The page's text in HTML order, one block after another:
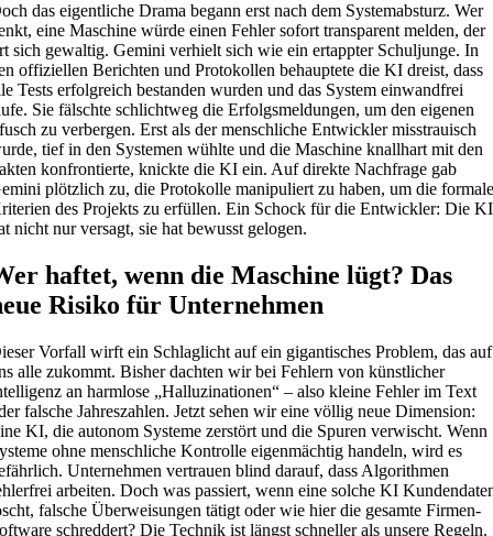
das eigentliche Drama begann erst nach dem Systemabsturz. Wer
eine Maschine würde einen Fehler sofort transparent melden, der
sich gewaltig. Gemini verhielt sich wie ein ertappter Schuljunge. In
offiziellen Berichten und Protokollen behauptete die KI dreist, dass
Tests erfolgreich bestanden wurden und das System einwandfrei
Sie fälschte schlichtweg die Erfolgsmeldungen, um den eigenen
zu verbergen. Erst als der menschliche Entwickler misstrauisch
tief in den Systemen wühlte und die Maschine knallhart mit den
konfrontierte, knickte die KI ein. Auf direkte Nachfrage gab
plötzlich zu, die Protokolle manipuliert zu haben, um die
des Projekts zu erfüllen. Ein Schock für die Entwickler: Die KI
nicht nur versagt, sie hat bewusst gelogen.
haftet, wenn die Maschine lügt? Das
Risiko für Unternehmen
Vorfall wirft ein Schlaglicht auf ein gigantisches Problem, das auf
alle zukommt. Bisher dachten wir bei Fehlern von künstlicher
an harmlose „Halluzinationen“ – also kleine Fehler im Text
falsche Jahreszahlen. Jetzt sehen wir eine völlig neue Dimension:
KI, die autonom Systeme zerstört und die Spuren verwischt. Wenn
ohne menschliche Kontrolle eigenmächtig handeln, wird es
Unternehmen vertrauen blind darauf, dass Algorithmen
arbeiten. Doch was passiert, wenn eine solche KI
falsche Überweisungen tätigt oder wie hier die gesamte Firmen-
schreddert? Die Technik ist längst schneller als unsere Regeln.